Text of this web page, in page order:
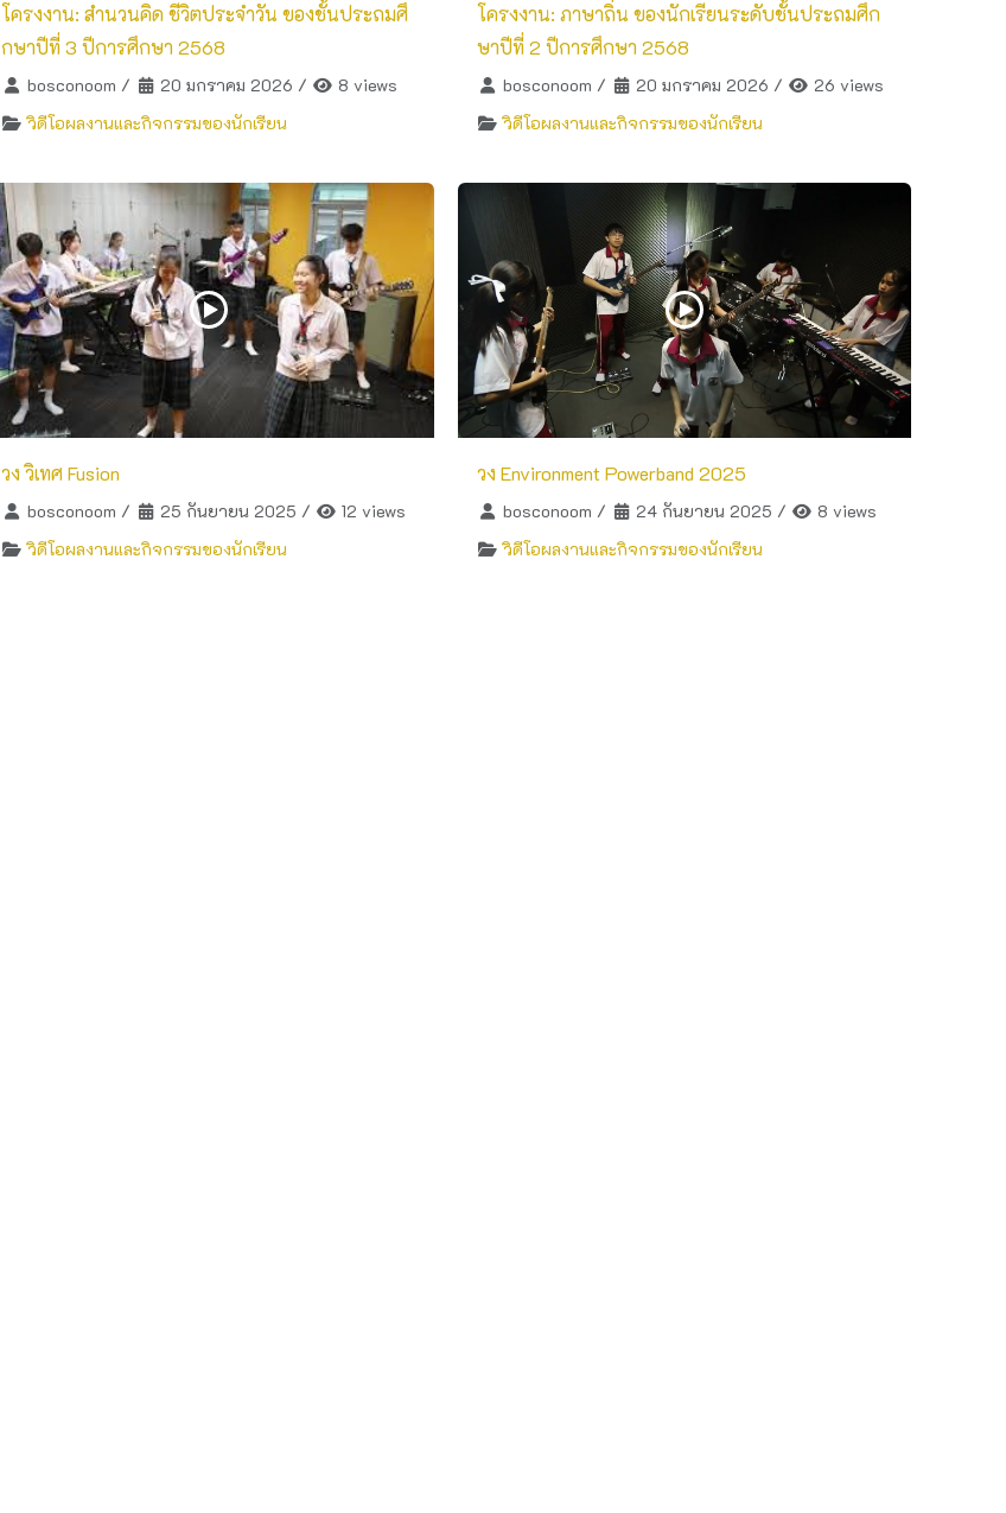
โครงงาน: สำนวนคิด ชีวิตประจำวัน ของชั้นประถมศึ
กษาปีที่ 3 ปีการศึกษา 2568
bosconoom / 20 มกราคม 2026 /
8 views
วิดีโอผลงานและกิจกรรมของนักเรียน
โครงงาน: ภาษาถิ่น ของนักเรียนระดับชั้นประถมศึก
ษาปีที่ 2 ปีการศึกษา 2568
bosconoom / 20 มกราคม 2026 /
26 views
วิดีโอผลงานและกิจกรรมของนักเรียน
วง วิเทศ Fusion
bosconoom / 25 กันยายน 2025 /
12 views
วิดีโอผลงานและกิจกรรมของนักเรียน
วง Environment Powerband 2025
bosconoom / 24 กันยายน 2025 /
8 views
วิดีโอผลงานและกิจกรรมของนักเรียน